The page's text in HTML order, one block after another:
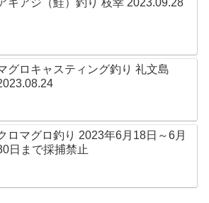
キアジ（鮭）釣り 枝幸 2023.09.28
グロキャスティング釣り 礼文島
ロマグロ釣り 2023年6月18日～6月
日まで採捕禁止